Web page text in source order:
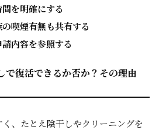
を明確にする
喫煙有無も共有する
内容を参照する
で復活できるか否か？その理由
、たとえ陰干しやクリーニングを